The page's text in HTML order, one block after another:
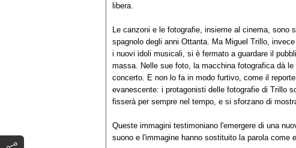
libera.
Le canzoni e le fotografie, insieme al cinema,
spagnolo degli anni Ottanta. Ma Miguel Trillo,
i nuovi idoli musicali, si è fermato a guardare il
massa. Nelle sue foto, la macchina fotografica dà
concerto. E non lo fa in modo furtivo, come il
evanescente: i protagonisti delle fotografie di Trillo
fisserà per sempre nel tempo, e si sforzano di
Queste immagini testimoniano l'emergere di una
suono e l'immagine hanno sostituito la parola come